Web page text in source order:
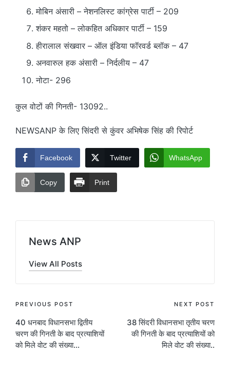
मोबिन अंसारी – नेशनलिस्ट कांग्रेस पार्टी – 209
शंकर महतो – लोकहित अधिकार पार्टी – 159
हीरालाल संखवार – ऑल इंडिया फॉरवर्ड ब्लॉक – 47
अनवारुल हक अंसारी – निर्दलीय – 47
नोटा- 296
कुल वोटों की गिनती- 13092..
NEWSANP के लिए सिंदरी से कुंवर अभिषेक सिंह की रिपोर्ट
Facebook Twitter WhatsApp
Copy Print
News ANP
View All Posts
Post
navigation
PREVIOUS POST
40 धनबाद विधानसभा द्वितीय
चरण की गिनती के बाद प्रत्याशियों
को मिले वोट की संख्या…
NEXT POST
38 सिंदरी विधानसभा तृतीय चरण
की गिनती के बाद प्रत्याशियों को
मिले वोट की संख्या..